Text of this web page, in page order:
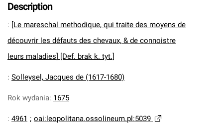
Description
: [Le mareschal methodique, qui traite des moyens de
découvrir les défauts des chevaux, & de connoistre
leurs maladies] [Def. brak k. tyt.]
: Solleysel, Jacques de (1617-1680)
Rok wydania: 1675
: 4961 ; oai:leopolitana.ossolineum.pl:5039